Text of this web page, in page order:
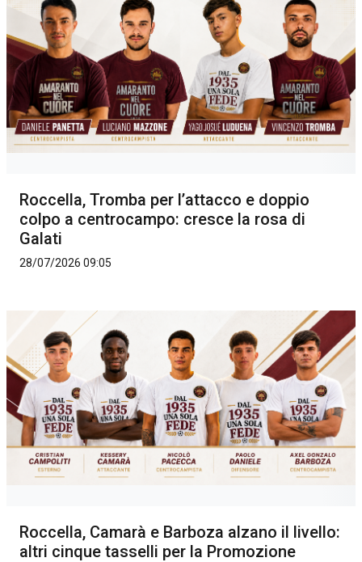
Roccella, Tromba per l’attacco e doppio
colpo a centrocampo: cresce la rosa di
Galati
28/07/2026 09:05
Roccella, Camarà e Barboza alzano il livello:
altri cinque tasselli per la Promozione